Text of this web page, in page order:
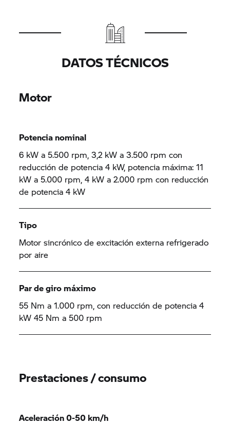
DATOS TÉCNICOS
Motor
Potencia nominal
6 kW a 5.500 rpm, 3,2 kW a 3.500 rpm con
reducción de potencia 4 kW, potencia máxima: 11
kW a 5.000 rpm, 4 kW a 2.000 rpm con reducción
de potencia 4 kW
Tipo
Motor sincrónico de excitación externa refrigerado
por aire
Par de giro máximo
55 Nm a 1.000 rpm, con reducción de potencia 4
kW 45 Nm a 500 rpm
Prestaciones / consumo
Aceleración 0-50 km/h